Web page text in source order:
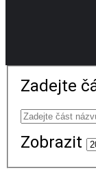
Zadejte
Zobrazit